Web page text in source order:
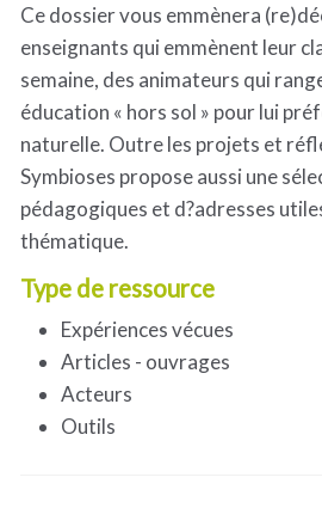
Ce dossier vous emmènera
enseignants qui emmènent leur
semaine, des animateurs qui
éducation « hors sol » pour lui
naturelle. Outre les projets et
Symbioses propose aussi une
pédagogiques et d?adresses
thématique.
Type de ressource
Expériences vécues
Articles - ouvrages
Acteurs
Outils